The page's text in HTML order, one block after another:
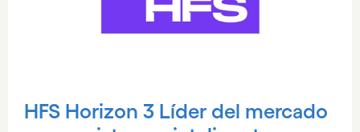
HFS Horizon 3 Líder del mercado